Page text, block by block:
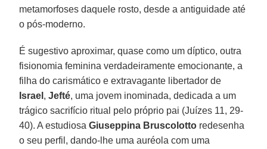
metamorfoses daquele rosto, desde a antiguidade até
o pós-moderno.
É sugestivo aproximar, quase como um díptico, outra
fisionomia feminina verdadeiramente emocionante, a
filha do carismático e extravagante libertador de
Israel ,Jefté, uma jovem inominada, dedicada a um
trágico sacrifício ritual pelo próprio pai (Juízes 11, 29-
40). A estudiosaGiuseppina Bruscolotto redesenha
o seu perfil, dando-lhe uma auréola com uma